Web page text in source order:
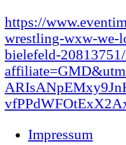
https://
wrestling-wxw-we-
bielefeld-
Impressum